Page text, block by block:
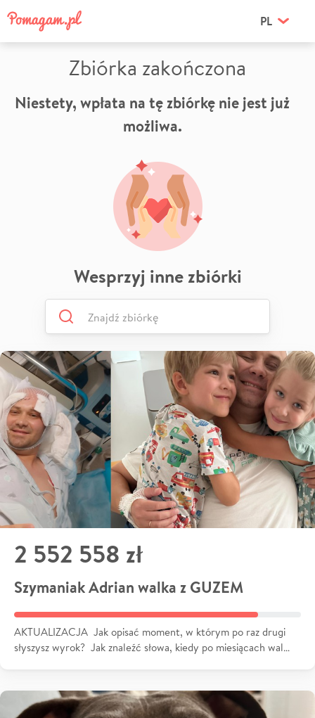
PL
Zbiórka zakończona
Niestety, wpłata na tę zbiórkę nie jest już
możliwa.
Wesprzyj inne zbiórki
2 552 558 zł
Szymaniak Adrian walka z GUZEM
AKTUALIZACJA Jak opisać moment, w którym po raz drugi
słyszysz wyrok? Jak znaleźć słowa, kiedy po miesiącach wal…